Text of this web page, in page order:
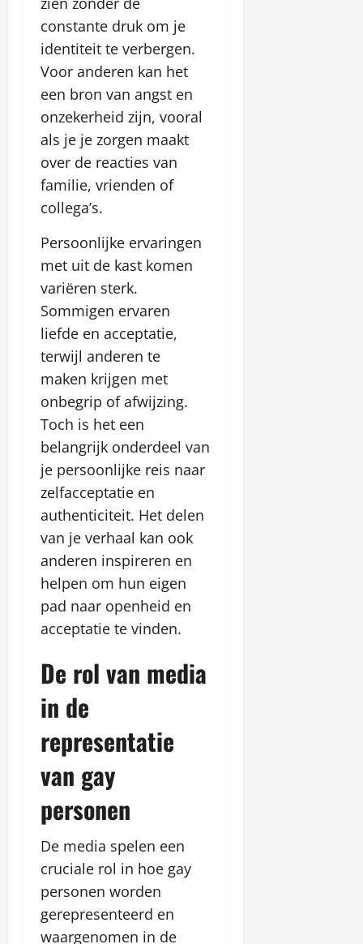
constante druk om je
identiteit te verbergen.
Voor anderen kan het
een bron van angst en
onzekerheid zijn, vooral
als je je zorgen maakt
over de reacties van
familie, vrienden of
collega’s.
Persoonlijke ervaringen
met uit de kast komen
variëren sterk.
Sommigen ervaren
liefde en acceptatie,
terwijl anderen te
maken krijgen met
onbegrip of afwijzing.
Toch is het een
belangrijk onderdeel van
je persoonlijke reis naar
zelfacceptatie en
authenticiteit. Het delen
van je verhaal kan ook
anderen inspireren en
helpen om hun eigen
pad naar openheid en
acceptatie te vinden.
De rol van media
in de
representatie
van gay
personen
De media spelen een
cruciale rol in hoe gay
personen worden
gerepresenteerd en
waargenomen in de